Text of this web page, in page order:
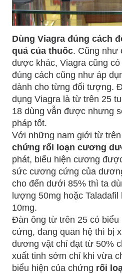
Dùng Viagra đúng cách
quả của thuốc. Cũng như
dược khác, Viagra cũng
đúng cách cũng như áp
dành cho từng đối tượng.
dụng Viagra là từ trên 25
18 dùng vẫn được nhưng
pháp tốt.
Với những nam giới từ
chứng rối loạn cương
phát, biểu hiện cương
sức cương cứng của
cho đến dưới 85% thì ta
lượng 50mg hoặc
10mg.
Đàn ông từ trên 25 có
cứng, đang quan hệ thì bị
dương vật chỉ đạt từ 50%
xuất tinh sớm chỉ khi vừa
biểu hiện của chứng rối